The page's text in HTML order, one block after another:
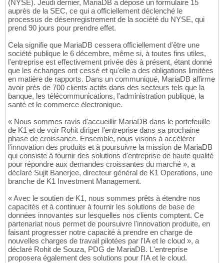
(NYSE). Jeudi dernier, MariaDB a déposé un formulaire 15
auprès de la SEC, ce qui a officiellement déclenché le
processus de désenregistrement de la société du NYSE, qui
prend 90 jours pour prendre effet.
Cela signifie que MariaDB cessera officiellement d'être une
société publique le 6 décembre, même si, à toutes fins utiles,
l'entreprise est effectivement privée dès à présent, étant donné
que les échanges ont cessé et qu'elle a des obligations limitées
en matière de rapports. Dans un communiqué, MariaDB affirme
avoir près de 700 clients actifs dans des secteurs tels que la
banque, les télécommunications, l'administration publique, la
santé et le commerce électronique.
« Nous sommes ravis d'accueillir MariaDB dans le portefeuille
de K1 et de voir Rohit diriger l'entreprise dans sa prochaine
phase de croissance. Ensemble, nous visons à accélérer
l'innovation des produits et à poursuivre la mission de MariaDB
qui consiste à fournir des solutions d'entreprise de haute qualité
pour répondre aux demandes croissantes du marché », a
déclaré Sujit Banerjee, directeur général de K1 Operations, une
branche de K1 Investment Management.
« Avec le soutien de K1, nous sommes prêts à étendre nos
capacités et à continuer à fournir les solutions de base de
données innovantes sur lesquelles nos clients comptent. Ce
partenariat nous permet de poursuivre l'innovation produite, en
faisant progresser notre capacité à prendre en charge de
nouvelles charges de travail pilotées par l'IA et le cloud », a
déclaré Rohit de Souza, PDG de MariaDB. L'entreprise
proposera également des solutions pour l'IA et le cloud.